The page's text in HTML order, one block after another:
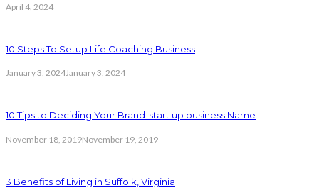
April 4, 2024
10 Steps To Setup Life Coaching Business
January 3, 2024January 3, 2024
10 Tips to Deciding Your Brand-start up business Name
November 18, 2019November 19, 2019
3 Benefits of Living in Suffolk, Virginia